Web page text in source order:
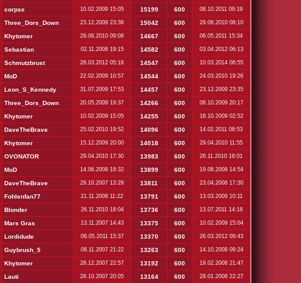
corpse 10.02.2009 15:05 15199 600 08.10.2011 09:19
Three_Dors_Down 23.12.2009 23:36 15042 600 29.06.2010 08:10
Khytomer 29.06.2010 09:08 14667 600 06.05.2011 15:34
Sebastian 02.11.2008 19:15 14582 600 03.04.2012 06:13
Schmutzbrust 28.03.2012 05:18 14547 600 10.03.2014 06:55
MoD 22.02.2009 10:57 14544 600 24.03.2010 19:26
Leon_S_Kennedy 31.07.2009 17:53 14457 600 23.12.2009 23:35
Three_Dors_Down 20.05.2009 19:37 14266 600 08.10.2009 20:17
Khytomer 10.02.2009 15:05 14255 600 18.10.2009 02:52
DaveTheBrave 25.02.2010 19:52 14096 600 14.02.2011 08:53
Khytomer 15.12.2009 20:00 14018 600 29.04.2010 11:55
OVONATOR 29.04.2010 17:30 13983 600 26.11.2010 18:01
MoD 14.06.2008 18:32 13899 600 19.08.2008 14:54
DaveTheBrave 29.10.2007 13:29 13811 600 23.04.2008 17:30
Fohlenfan77 21.11.2008 11:22 13791 600 13.03.2009 10:11
Blonder 26.11.2010 18:04 13736 600 13.07.2011 14:18
Mars Gras 13.11.2007 14:43 13375 600 10.02.2009 15:04
Lordidude 06.05.2011 15:37 13370 600 26.03.2012 09:43
Guybrush_5 08.11.2007 21:22 13263 600 14.10.2008 09:24
Khytomer 28.12.2007 22:57 13192 600 19.02.2008 21:47
Lauti 28.10.2007 20:05 13164 600 28.01.2008 22:27